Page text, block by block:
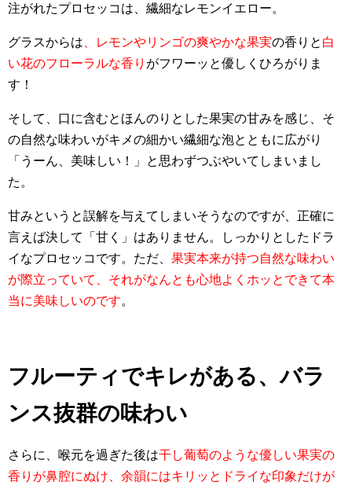
注がれたプロセッコは、繊細なレモンイエロー。
グラスからは 、レモンやリンゴの爽やかな果実の香りと 白
い花のフローラルな香り がフワーッと優しくひろがりま
す！
そして、口に含むとほんのりとした果実の甘みを感じ、そ
の自然な味わいがキメの細かい繊細な泡とともに広がり
「うーん、美味しい！」と思わずつぶやいてしまいまし
た。
甘みというと誤解を与えてしまいそうなのですが、正確に
言えば決して「甘く」はありません。しっかりとしたドラ
イなプロセッコです。ただ、 果実本来が持つ自然な味わい
が際立っていて、それがなんとも心地よくホッとできて本
当に美味しいのです。
フルーティでキレがある、バラ
ンス抜群の味わい
さらに、喉元を過ぎた後は干し葡萄のような優しい果実の
香りが鼻腔にぬけ、余韻にはキリッとドライな印象だけが